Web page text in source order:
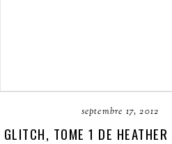
septembre 17, 2012
GLITCH, TOME 1 DE